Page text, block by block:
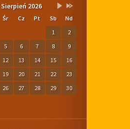
Lista
wydarzeń
w
Sierpień 2026Brak
tym
miesiącu.
Przestaw
na
Wrzesień
2026
Przestaw
na
Sierpień
2027
Śr Cz Pt Sb
Nd
1
2
5 6 7 8
9
12 13 14 15
16
19 20 21 22
23
26 27 28 29
30